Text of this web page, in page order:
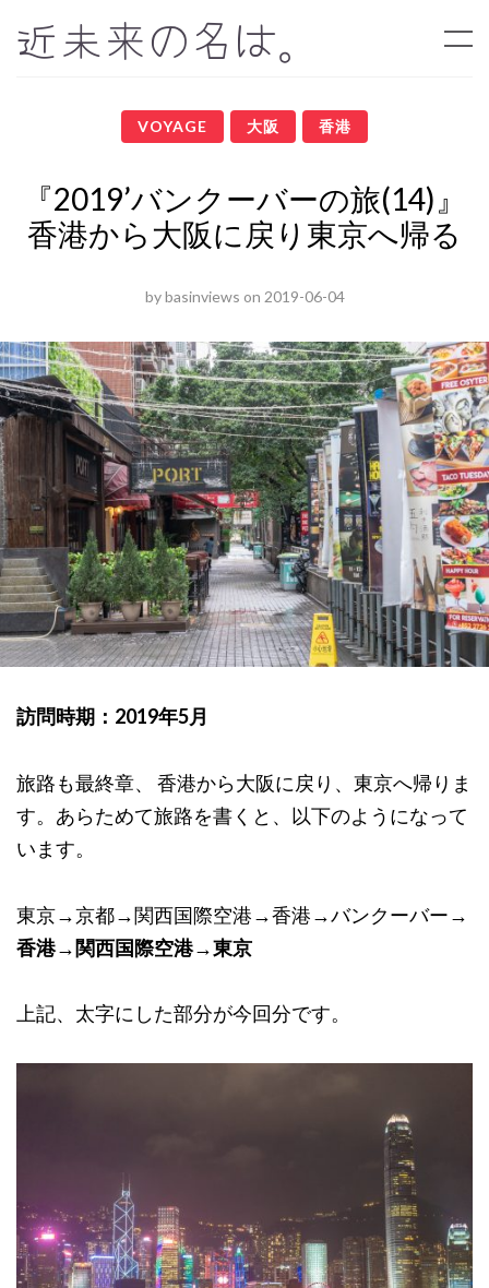
近未来の名は。
VOYAGE 大阪 香港
『2019’バンクーバーの旅(14)』
香港から大阪に戻り東京へ帰る
bybasinviews on 2019-06-04
訪問時期：2019年5月
旅路も最終章、 香港から大阪に戻り、東京へ帰りま
す。あらためて旅路を書くと、以下のようになって
います。
東京→京都→関西国際空港→香港→バンクーバー→
香港→関西国際空港→東京
上記、太字にした部分が今回分です。